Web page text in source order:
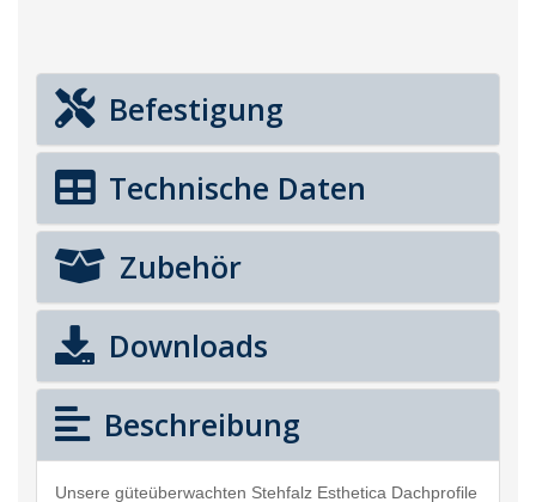
Befestigung
Technische Daten
Zubehör
Downloads
Beschreibung
Unsere güteüberwachten Stehfalz Esthetica Dachprofile